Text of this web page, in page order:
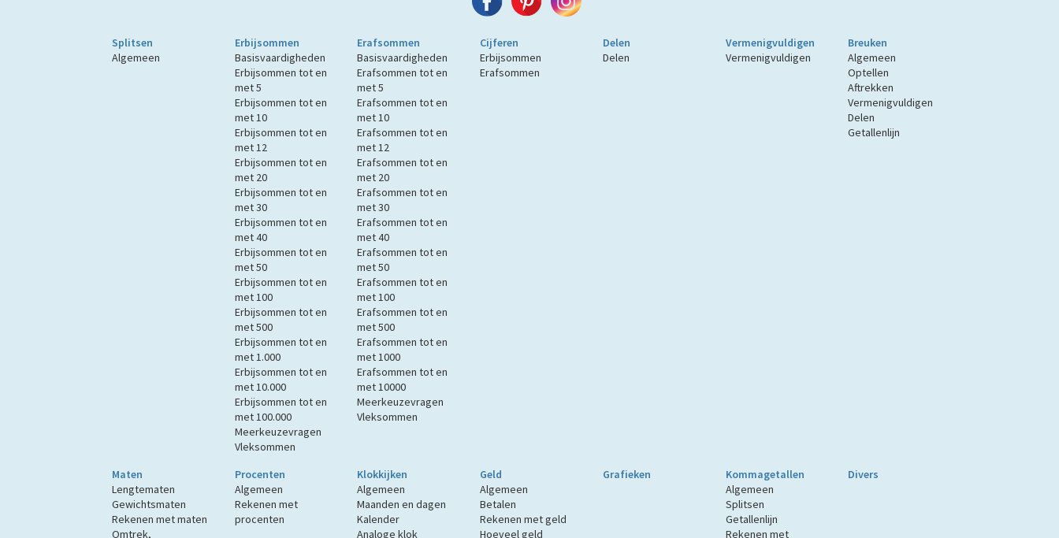
Splitsen
Algemeen
Erbijsommen
Basisvaardigheden
Erbijsommen tot en
met 5
Erbijsommen tot en
met 10
Erbijsommen tot en
met 12
Erbijsommen tot en
met 20
Erbijsommen tot en
met 30
Erbijsommen tot en
met 40
Erbijsommen tot en
met 50
Erbijsommen tot en
met 100
Erbijsommen tot en
met 500
Erbijsommen tot en
met 1.000
Erbijsommen tot en
met 10.000
Erbijsommen tot en
met 100.000
Meerkeuzevragen
Vleksommen
Erafsommen
Basisvaardigheden
Erafsommen tot en
met 5
Erafsommen tot en
met 10
Erafsommen tot en
met 12
Erafsommen tot en
met 20
Erafsommen tot en
met 30
Erafsommen tot en
met 40
Erafsommen tot en
met 50
Erafsommen tot en
met 100
Erafsommen tot en
met 500
Erafsommen tot en
met 1000
Erafsommen tot en
met 10000
Meerkeuzevragen
Vleksommen
Cijferen
Erbijsommen
Erafsommen
Delen
Delen
Vermenigvuldigen
Vermenigvuldigen
Breuken
Algemeen
Optellen
Aftrekken
Vermenigvuldigen
Delen
Getallenlijn
Maten
Lengtematen
Gewichtsmaten
Rekenen met maten
Omtrek,
Procenten
Algemeen
Rekenen met
procenten
Klokkijken
Algemeen
Maanden en dagen
Kalender
Analoge klok
Geld
Algemeen
Betalen
Rekenen met geld
Hoeveel geld
Grafieken
Kommagetallen
Algemeen
Splitsen
Getallenlijn
Rekenen met
Divers